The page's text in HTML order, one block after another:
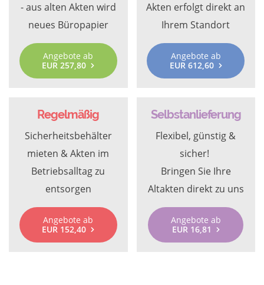
- aus alten Akten wird
neues Büropapier
Angebote ab
EUR 257,80
Akten erfolgt direkt an
Ihrem Standort
Angebote ab
EUR 612,60
Regelmäßig
Sicherheitsbehälter
mieten & Akten im
Betriebsalltag zu
entsorgen
Angebote ab
EUR 152,40
Selbstanlieferung
Flexibel, günstig &
sicher!
Bringen Sie Ihre
Altakten direkt zu uns
Angebote ab
EUR 16,81